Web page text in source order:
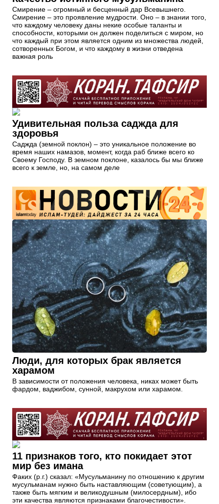
Смирение – огромный и бесценный дар Всевышнего.
Смирение – это проявление мудрости. Оно – в знании того,
что каждому человеку даны некие особые таланты и
способности, которыми он должен поделиться с миром, но
что каждый при этом является одним из множества людей,
сотворенных Богом, и что каждому в жизни отведена
важная роль
Удивительная польза саджда для
здоровья
Саджда (земной поклон) – это уникальное положение во
время наших намазов, момент, когда раб ближе всего ко
Своему Господу. В земном поклоне, казалось бы мы ближе
всего к земле, но, на самом деле
Люди, для которых брак является
харамом
В зависимости от положения человека, никах может быть
фардом, ваджибом, сунной, макрухом или харамом.
11 признаков того, кто покидает этот
мир без имана
Факих (р.г.) сказал: «Мусульманину по отношению к другим
мусульманам нужно быть наставляющим (советующим), а
также быть мягким и великодушным (милосердным), ибо
эти качества являются признаками благочестивости».